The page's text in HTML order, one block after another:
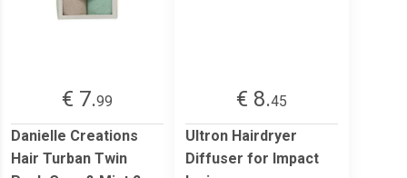
€ 7.99
Danielle Creations
Hair Turban Twin
€ 8.45
Ultron Hairdryer
Diffuser for Impact